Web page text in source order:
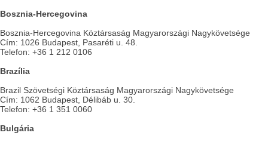
Bosznia-Hercegovina
Bosznia-Hercegovina Köztársaság Magyarországi Nagykövetsége
Cím: 1026 Budapest, Pasaréti u. 48.
Telefon: +36 1 212 0106
Brazília
Brazil Szövetségi Köztársaság Magyarországi Nagykövetsége
Cím: 1062 Budapest, Délibáb u. 30.
Telefon: +36 1 351 0060
Bulgária